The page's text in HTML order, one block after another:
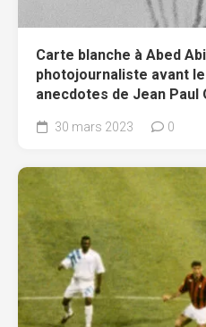
Carte blanche à Abed
photojournaliste avant
anecdotes de Jean Paul
30 mars 2023 0